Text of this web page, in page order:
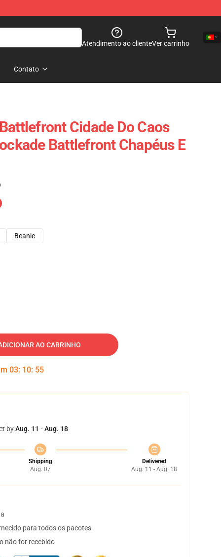
Atendimento ao clienteVer carrinho
Contato
Cidade Do Caos
Battlefront Chapéus E
Beanie
AO CARRINHO
03: 10: 54
byAug. 11 - Aug. 18
Shipping
Aug. 07
Delivered
Aug. 11 - Aug. 18
para todos os pacotes
não for recebido